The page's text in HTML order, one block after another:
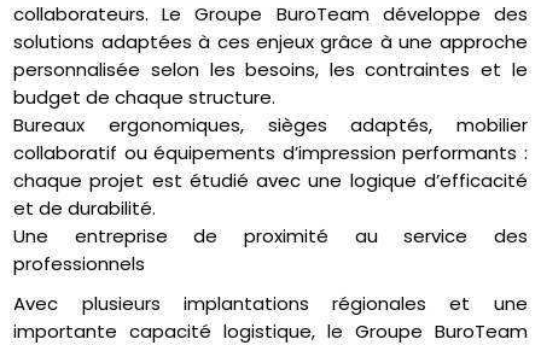
collaborateurs. Le Groupe BuroTeam développe des
solutions adaptées à ces enjeux grâce à une approche
personnalisée selon les besoins, les contraintes et le
budget de chaque structure.
Bureaux ergonomiques, sièges adaptés, mobilier
collaboratif ou équipements d’impression performants :
chaque projet est étudié avec une logique d’efficacité
et de durabilité.
Une entreprise de proximité au service des
professionnels
Avec plusieurs implantations régionales et une
importante capacité logistique, le Groupe BuroTeam